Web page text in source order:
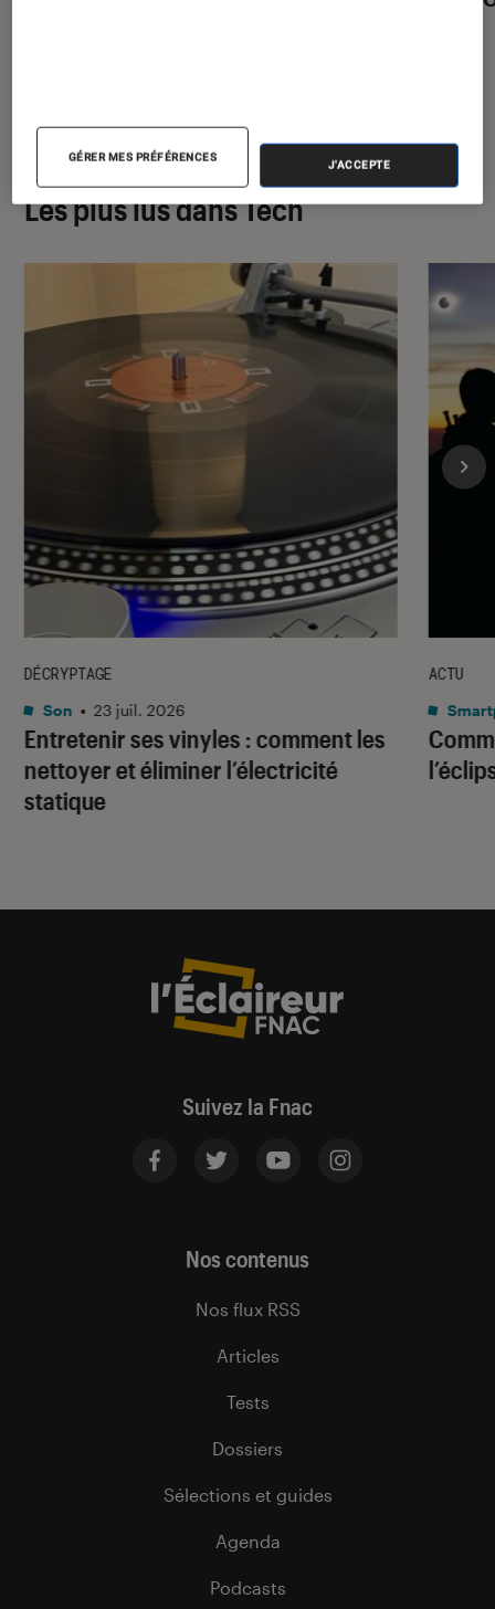
Les plus lus dans Tech
Entretenir ses vinyles : comment les
nettoyer et éliminer l’électricité
statique
DÉCRYPTAGE
Son • 23 juil. 2026
ACTU
Suivez la Fnac
Nos contenus
Nos flux RSS
Articles
Tests
Dossiers
Sélections et guides
Agenda
Podcasts
GÉRER MES PRÉFÉRENCES
J'ACCEPTE